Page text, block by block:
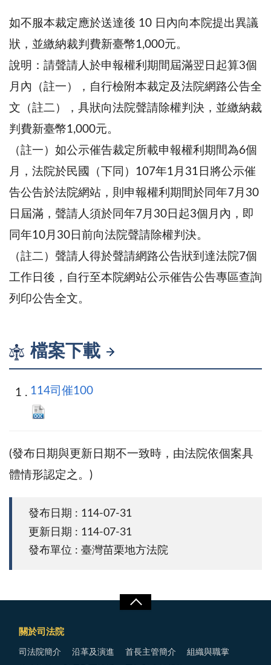
如不服本裁定應於送達後 10 日內向本院提出異議
狀，並繳納裁判費新臺幣1,000元。
說明：請聲請人於申報權利期間屆滿翌日起算3個
月內（註一），自行檢附本裁定及法院網路公告全
文（註二），具狀向法院聲請除權判決，並繳納裁
判費新臺幣1,000元。
（註一）如公示催告裁定所載申報權利期間為6個
月，法院於民國（下同）107年1月31日將公示催
告公告於法院網站，則申報權利期間於同年7月30
日屆滿，聲請人須於同年7月30日起3個月內，即
同年10月30日前向法院聲請除權判決。
（註二）聲請人得於聲請網路公告狀到達法院7個
工作日後，自行至本院網站公示催告公告專區查詢
列印公告全文。
檔案下載
114司催100
(發布日期與更新日期不一致時，由法院依個案具
體情形認定之。)
發布日期 : 114-07-31
更新日期 : 114-07-31
發布單位 : 臺灣苗栗地方法院
關於司法院
司法院簡介 沿革及演進 首長主管簡介 組織與職掌